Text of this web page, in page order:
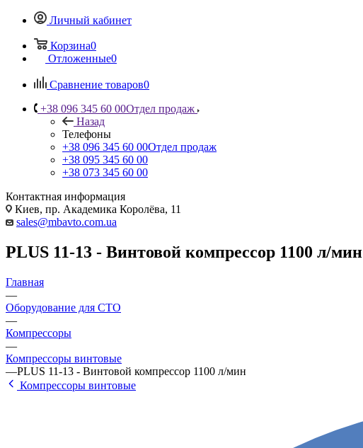
Личный кабинет
Корзина0
Отложенные0
Сравнение товаров0
+38 096 345 60 00Отдел продаж
Назад
Телефоны
+38 096 345 60 00Отдел продаж
+38 095 345 60 00
+38 073 345 60 00
Контактная информация
Киев, пр. Академика Королёва, 11
sales@mbavto.com.ua
PLUS 11-13 - Винтовой компрессор 1100 л/мин
Главная
—
Оборудование для СТО
—
Компрессоры
—
Компрессоры винтовые
—PLUS 11-13 - Винтовой компрессор 1100 л/мин
Компрессоры винтовые